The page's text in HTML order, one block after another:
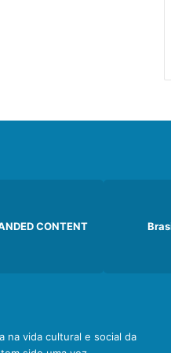
CONTENT
na vida cultural e social da